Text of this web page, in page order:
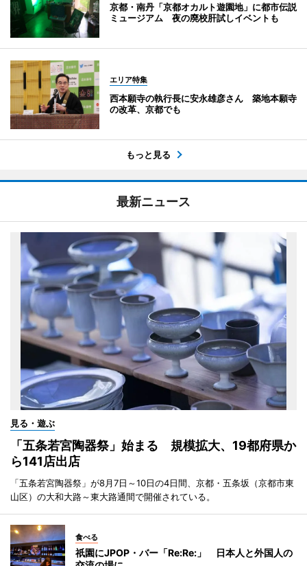
京都・南丹「京都オカルト遊園地」に都市伝説
ミュージアム 夜の廃校肝試しイベントも
エリア特集
西本願寺の執行長に安永雄彦さん 築地本願寺
の改革、京都でも
もっと見る
最新ニュース
見る・遊ぶ
「五条若宮陶器祭」始まる 規模拡大、19都府県か
ら141店出店
「五条若宮陶器祭」が8月7日～10日の4日間、京都・五条坂（京都市東
山区）の大和大路～東大路通間で開催されている。
食べる
祇園にJPOP・バー「Re:Re:」 日本人と外国人の